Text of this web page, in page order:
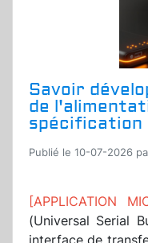
Savoir
de
spécification
Publié le 10-07-2026
[APPLICATION
(Universal Serial